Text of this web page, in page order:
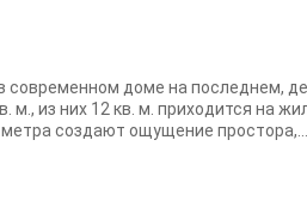
современном доме на последнем,
из них 12 кв. м. приходится на
создают ощущение простора,...